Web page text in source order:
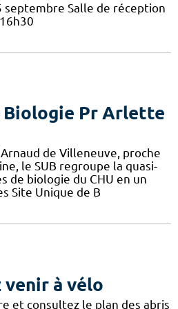
Salle de réception
Biologie Pr Arlette
de Villeneuve, proche
le SUB regroupe la quasi-
de biologie du CHU en un
Site Unique de B
venir à vélo
et consultez le plan des abris